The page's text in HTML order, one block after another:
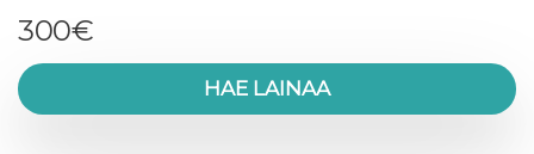
300€
HAE LAINAA